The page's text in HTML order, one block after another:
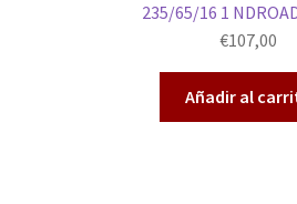
235/65/16 1
€107,00
Añadir al